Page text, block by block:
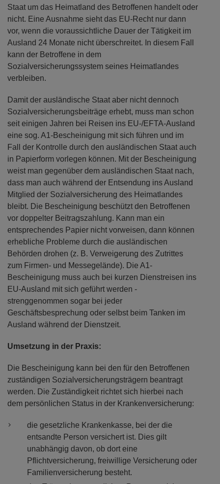
Staat um das Heimatland des Betroffenen handelt oder
nicht. Eine Ausnahme sieht das EU-Recht nur dann
vor, wenn die voraussichtliche Dauer der Tätigkeit im
Ausland 24 Monate nicht überschreitet. In diesem Fall
kann der Betroffene in dem
Sozialversicherungssystem seines Heimatlandes
verbleiben.
Damit der ausländische Staat aber nicht dennoch
Sozialversicherungsbeiträge erhebt, muss man schon
seit einigen Jahren bei Reisen ins EU-/EFTA-Ausland
eine sog. A1-Bescheinigung mit sich führen und im
Fall der Kontrolle durch den ausländischen Staat auch
in Papierform vorlegen können. Mit der Bescheinigung
weist man gegenüber dem ausländischen Staat nach,
dass man auch während der Entsendung ins Ausland
Mitglied der Sozialversicherung des Heimatlandes
bleibt. Die Bescheinigung beschützt den Betroffenen
vor doppelter Beitragszahlung. Kann man ein
entsprechendes Papier nicht vorweisen, dann können
erhebliche Probleme durch die ausländischen
Behörden drohen (z. B. Verweigerung des Zutrittes
zum Firmen- und Messegelände). Die A1-
Bescheinigung muss auch bei kurzen Dienstreisen ins
EU-Ausland mit sich geführt werden -
strenggenommen sogar bei jeder
Geschäftsbesprechung oder selbst beim Tanken im
Ausland während der Dienstzeit.
Umsetzung in der Praxis:
Die Bescheinigung kann bei den für den Betroffenen
zuständigen Sozialversicherungsträgern beantragt
werden. Die Zuständigkeit richtet sich hierbei nach
dem persönlichen Status in der Krankenversicherung:
die gesetzliche Krankenkasse, bei der die
entsandte Person versichert ist. Dies gilt
unabhängig davon, ob dort eine
Pflichtversicherung, freiwillige Versicherung oder
Familienversicherung besteht.